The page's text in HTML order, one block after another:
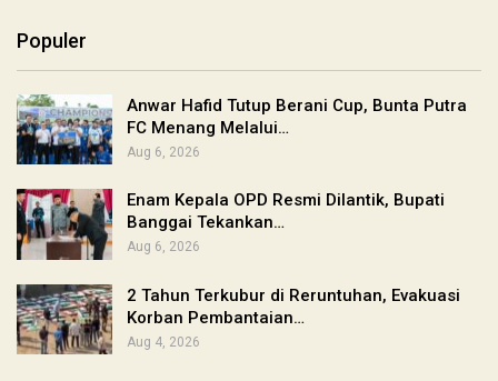
Populer
Anwar Hafid Tutup Berani Cup, Bunta Putra
FC Menang Melalui…
Aug 6, 2026
Enam Kepala OPD Resmi Dilantik, Bupati
Banggai Tekankan…
Aug 6, 2026
2 Tahun Terkubur di Reruntuhan, Evakuasi
Korban Pembantaian…
Aug 4, 2026